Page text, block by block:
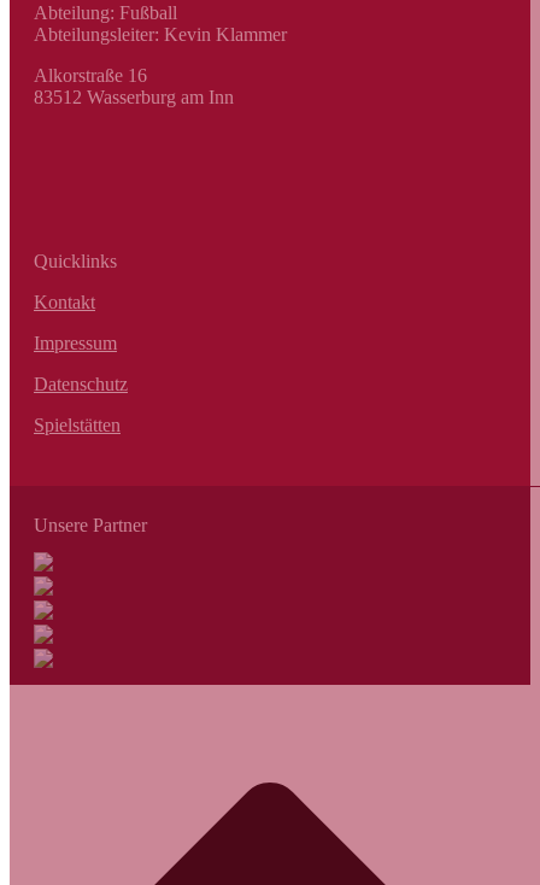
Abteilung: Fußball
Abteilungsleiter: Kevin Klammer
Alkorstraße 16
83512 Wasserburg am Inn
Quicklinks
Kontakt
Impressum
Datenschutz
Spielstätten
Unsere Partner